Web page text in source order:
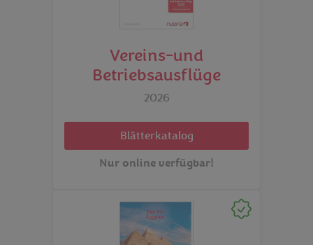
Vereins-und
Betriebsausflüge
2026
Blätterkatalog
Nur online verfügbar!